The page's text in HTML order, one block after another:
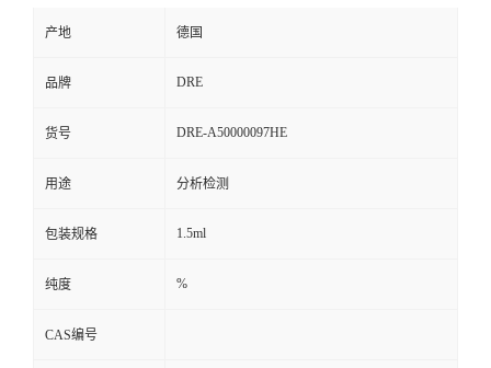
产地 德国
品牌 DRE
货号 DRE-A50000097HE
用途 分析检测
包装规格 1.5ml
纯度 %
CAS编号